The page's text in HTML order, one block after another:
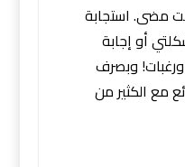
مضى. استجابة
أو إجابة
وبصرف
مع الكثير من